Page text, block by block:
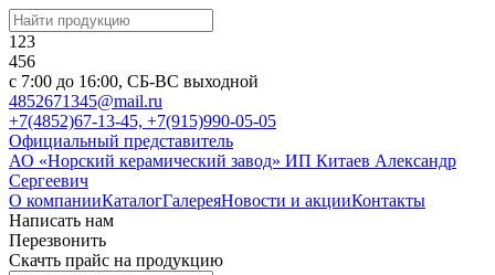
123
456
c 7:00 до 16:00, СБ-ВС выходной
4852671345@mail.ru
+7(4852)67-13-45, +7(915)990-05-05
Официальный представитель
АО «Норский керамический завод» ИП Китаев Александр
Сергеевич
О компанииКаталогГалереяНовости и акцииКонтакты
Написать нам
Перезвонить
Скачть прайс на продукцию